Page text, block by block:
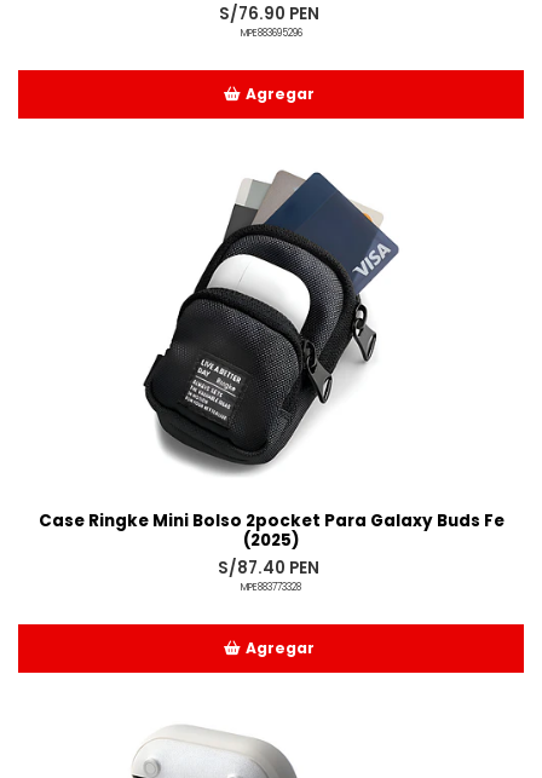
S/76.90 PEN
MPE883695296
Agregar
Case Ringke Mini Bolso 2pocket Para Galaxy Buds Fe
(2025)
S/87.40 PEN
MPE883773328
Agregar